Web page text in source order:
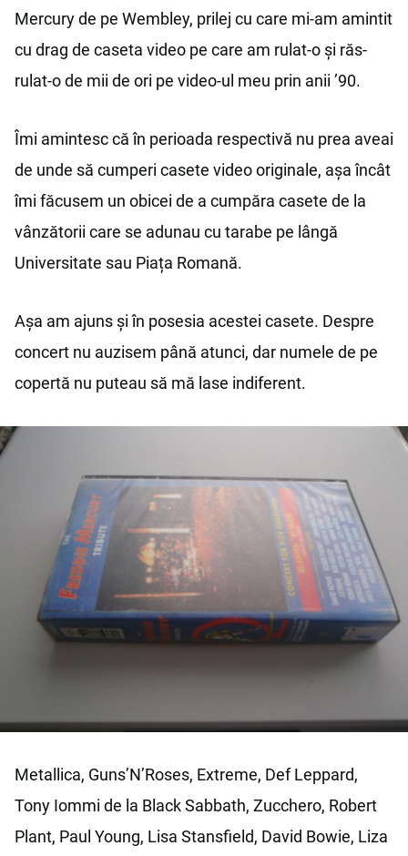
Mercury de pe Wembley, prilej cu care mi-am amintit
cu drag de caseta video pe care am rulat-o și răs-
rulat-o de mii de ori pe video-ul meu prin anii ’90.
Îmi amintesc că în perioada respectivă nu prea aveai
de unde să cumperi casete video originale, așa încât
îmi făcusem un obicei de a cumpăra casete de la
vânzătorii care se adunau cu tarabe pe lângă
Universitate sau Piața Romană.
Așa am ajuns și în posesia acestei casete. Despre
concert nu auzisem până atunci, dar numele de pe
copertă nu puteau să mă lase indiferent.
Metallica, Guns’N’Roses, Extreme, Def Leppard,
Tony Iommi de la Black Sabbath, Zucchero, Robert
Plant, Paul Young, Lisa Stansfield, David Bowie, Liza